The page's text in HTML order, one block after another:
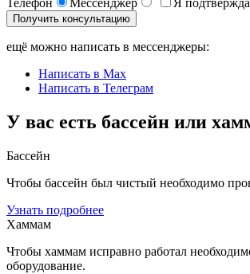
Телефон
Мессенджер Я
Получить консультацию
ещё можно написать в мессенджеры:
Написать в Max
Написать в Телеграм
У вас есть бассейн или
Бассейн
Чтобы бассейн был чистый необходимо
Узнать подробнее
Хаммам
Чтобы хаммам исправно работал
оборудование.